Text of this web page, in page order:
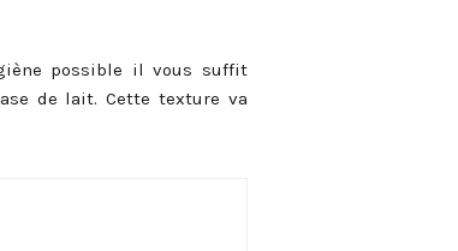
possible il vous suffit
de lait. Cette texture va